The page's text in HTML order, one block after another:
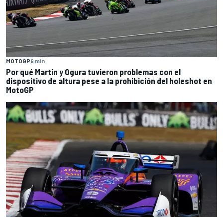
MOTOGP9 min
Por qué Martín y Ogura tuvieron problemas con el
dispositivo de altura pese a la prohibición del holeshot en
MotoGP